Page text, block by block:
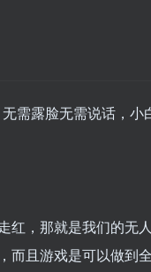
红，那就是我们的无
而且游戏是可以做到